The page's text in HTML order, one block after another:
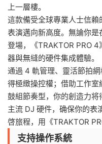
上一層樓。
這款備受全球專業人士信
表演邁向新高度。無論你
登場，《TRAKTOR PRO
器與無縫的硬件集成體驗。
通過 4 軌管理、靈活節拍
得極緻操控權；借助工作
鼓組節奏型，你的創造力
主流 DJ 硬件，确保你的表
啓旅程，用《TRAKTOR
支持操作系統